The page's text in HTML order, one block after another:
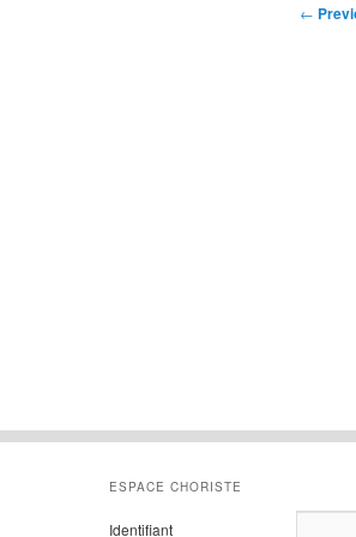
Post
←
ESPACE CHORISTE
Identifiant